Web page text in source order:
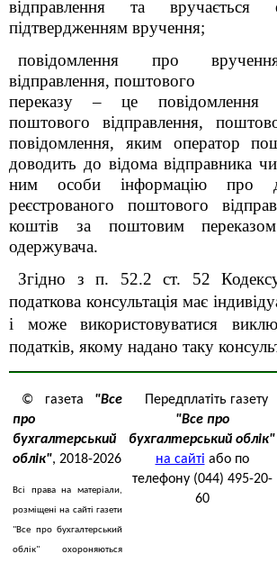
відправлення та вручається
підтвердженням вручення;
повідомлення про
відправлення, поштового
переказу – це повідомлення
поштового відправлення,
повідомлення, яким оператор
доводить до відома відправника
ним особи інформацію про
реєстрованого поштового
коштів за поштовим
одержувача.
Згідно з п. 52.2 ст. 52 Кодексу
податкова консультація має
і може використовуватися
податків, якому надано таку
© газета "Все
про
бухгалтерський
облік", 2018-2026
Всі права на матеріали,
розміщені на сайті газети
"Все про бухгалтерський
облік" охороняються
Передплатіть газету
"Все про
бухгалтерський облік"
на сайті або по
телефону (044) 495-20-
60